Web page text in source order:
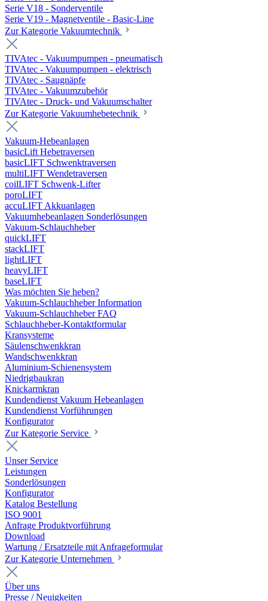
Serie V18 - Sonderventile
Serie V19 - Magnetventile - Basic-Line
Zur Kategorie Vakuumtechnik
TIVAtec - Vakuumpumpen - pneumatisch
TIVAtec - Vakuumpumpen - elektrisch
TIVAtec - Saugnäpfe
TIVAtec - Vakuumzubehör
TIVAtec - Druck- und Vakuumschalter
Zur Kategorie Vakuumhebetechnik
Vakuum-Hebeanlagen
basicLift Hebetraversen
basicLIFT Schwenktraversen
multiLIFT Wendetraversen
coilLIFT Schwenk-Lifter
poroLIFT
accuLIFT Akkuanlagen
Vakuumhebeanlagen Sonderlösungen
Vakuum-Schlauchheber
quickLIFT
stackLIFT
lightLIFT
heavyLIFT
baseLIFT
Was möchten Sie heben?
Vakuum-Schlauchheber Information
Vakuum-Schlauchheber FAQ
Schlauchheber-Kontaktformular
Kransysteme
Säulenschwenkkran
Wandschwenkkran
Aluminium-Schienensystem
Niedrigbaukran
Knickarmkran
Kundendienst Vakuum Hebeanlagen
Kundendienst Vorführungen
Konfigurator
Zur Kategorie Service
Unser Service
Leistungen
Sonderlösungen
Konfigurator
Katalog Bestellung
ISO 9001
Anfrage Produktvorführung
Download
Wartung / Ersatzteile mit Anfrageformular
Zur Kategorie Unternehmen
Über uns
Presse / Neuigkeiten